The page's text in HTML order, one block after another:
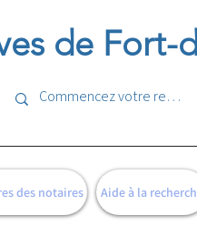
de Fort-
des notaires Aide à la